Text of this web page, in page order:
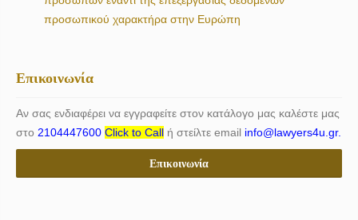
προσωπικού χαρακτήρα στην Ευρώπη
Επικοινωνία
Αν σας ενδιαφέρει να εγγραφείτε στον κατάλογο μας καλέστε μας
στο 2104447600 Click to Call ή στείλτε email info@lawyers4u.gr.
Επικοινωνία